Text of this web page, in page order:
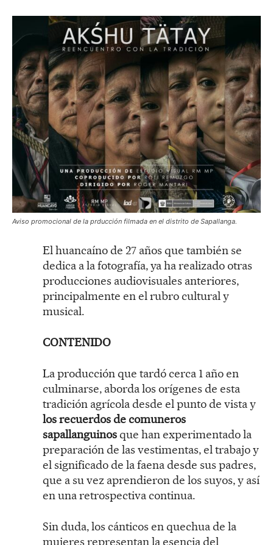
Aviso promocional de la prducción filmada en el distrito de Sapallanga.
El huancaíno de 27 años que también se
dedica a la fotografía, ya ha realizado otras
producciones audiovisuales anteriores,
principalmente en el rubro cultural y
musical.
CONTENIDO
La producción que tardó cerca 1 año en
culminarse, aborda los orígenes de esta
tradición agrícola desde el punto de vista y
los recuerdos de comuneros
sapallanguinosque han experimentado la
preparación de las vestimentas, el trabajo y
el significado de la faena desde sus padres,
que a su vez aprendieron de los suyos, y así
en una retrospectiva continua.
Sin duda, los cánticos en quechua de la
mujeres representan la esencia del